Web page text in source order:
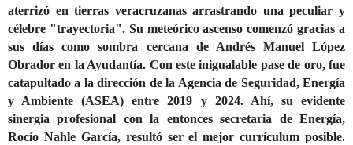
aterrizó en tierras veracruzanas arrastrando una peculiar y
célebre "trayectoria". Su meteórico ascenso comenzó gracias a
sus días como sombra cercana de Andrés Manuel López
Obrador en la Ayudantía. Con este inigualable pase de oro, fue
catapultado a la dirección de la Agencia de Seguridad, Energía
y Ambiente (ASEA) entre 2019 y 2024. Ahí, su evidente
sinergia profesional con la entonces secretaria de Energía,
Rocío Nahle García, resultó ser el mejor currículum posible.